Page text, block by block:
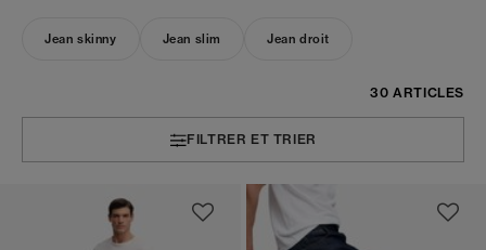
Jean skinny Jean slim Jean droit
30 ARTICLES
FILTRER ET TRIER